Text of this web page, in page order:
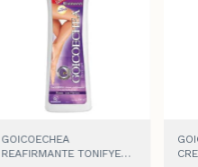
GOICOECHEA
REAFIRMANTE TONIFYER